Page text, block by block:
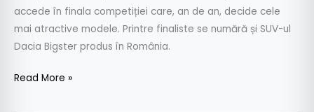
accede în finala competiției care, an de an, decide cele
mai atractive modele. Printre finaliste se numără și SUV-ul
Dacia Bigster produs în România.
Read More »